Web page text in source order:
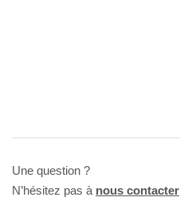
Une question ?
N’hésitez pas à nous contacter